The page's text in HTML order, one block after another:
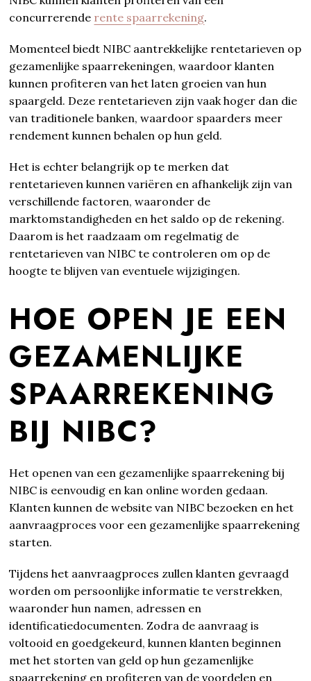
concurrerende rente spaarrekening.
Momenteel biedt NIBC aantrekkelijke rentetarieven op
gezamenlijke spaarrekeningen, waardoor klanten
kunnen profiteren van het laten groeien van hun
spaargeld. Deze rentetarieven zijn vaak hoger dan die
van traditionele banken, waardoor spaarders meer
rendement kunnen behalen op hun geld.
Het is echter belangrijk op te merken dat
rentetarieven kunnen variëren en afhankelijk zijn van
verschillende factoren, waaronder de
marktomstandigheden en het saldo op de rekening.
Daarom is het raadzaam om regelmatig de
rentetarieven van NIBC te controleren om op de
hoogte te blijven van eventuele wijzigingen.
HOE OPEN JE EEN
GEZAMENLIJKE
SPAARREKENING
BIJ NIBC?
Het openen van een gezamenlijke spaarrekening bij
NIBC is eenvoudig en kan online worden gedaan.
Klanten kunnen de website van NIBC bezoeken en het
aanvraagproces voor een gezamenlijke spaarrekening
starten.
Tijdens het aanvraagproces zullen klanten gevraagd
worden om persoonlijke informatie te verstrekken,
waaronder hun namen, adressen en
identificatiedocumenten. Zodra de aanvraag is
voltooid en goedgekeurd, kunnen klanten beginnen
met het storten van geld op hun gezamenlijke
spaarrekening en profiteren van de voordelen en